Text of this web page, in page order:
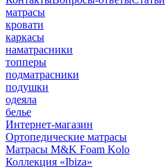
матрасы
кровати
каркасы
наматрасники
топперы
подматрасники
подушки
одеяла
белье
Интернет-магазин
Ортопедические матрасы
Матрасы M&K Foam Kolo
Коллекция «Ibiza»